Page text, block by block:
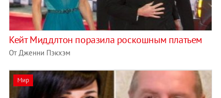
Кейт Миддлтон поразила роскошным платьем
От Дженни Пэкхэм
Мир